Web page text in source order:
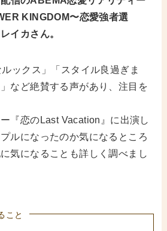
KINGDOM〜恋愛強者選
イカさん。
ックス」「スタイル良過ぎま
など絶賛する声があり、注目を
『恋のLast Vacation』に出演し
ルになったのか気になるところ
気になることも詳しく調べまし
こと